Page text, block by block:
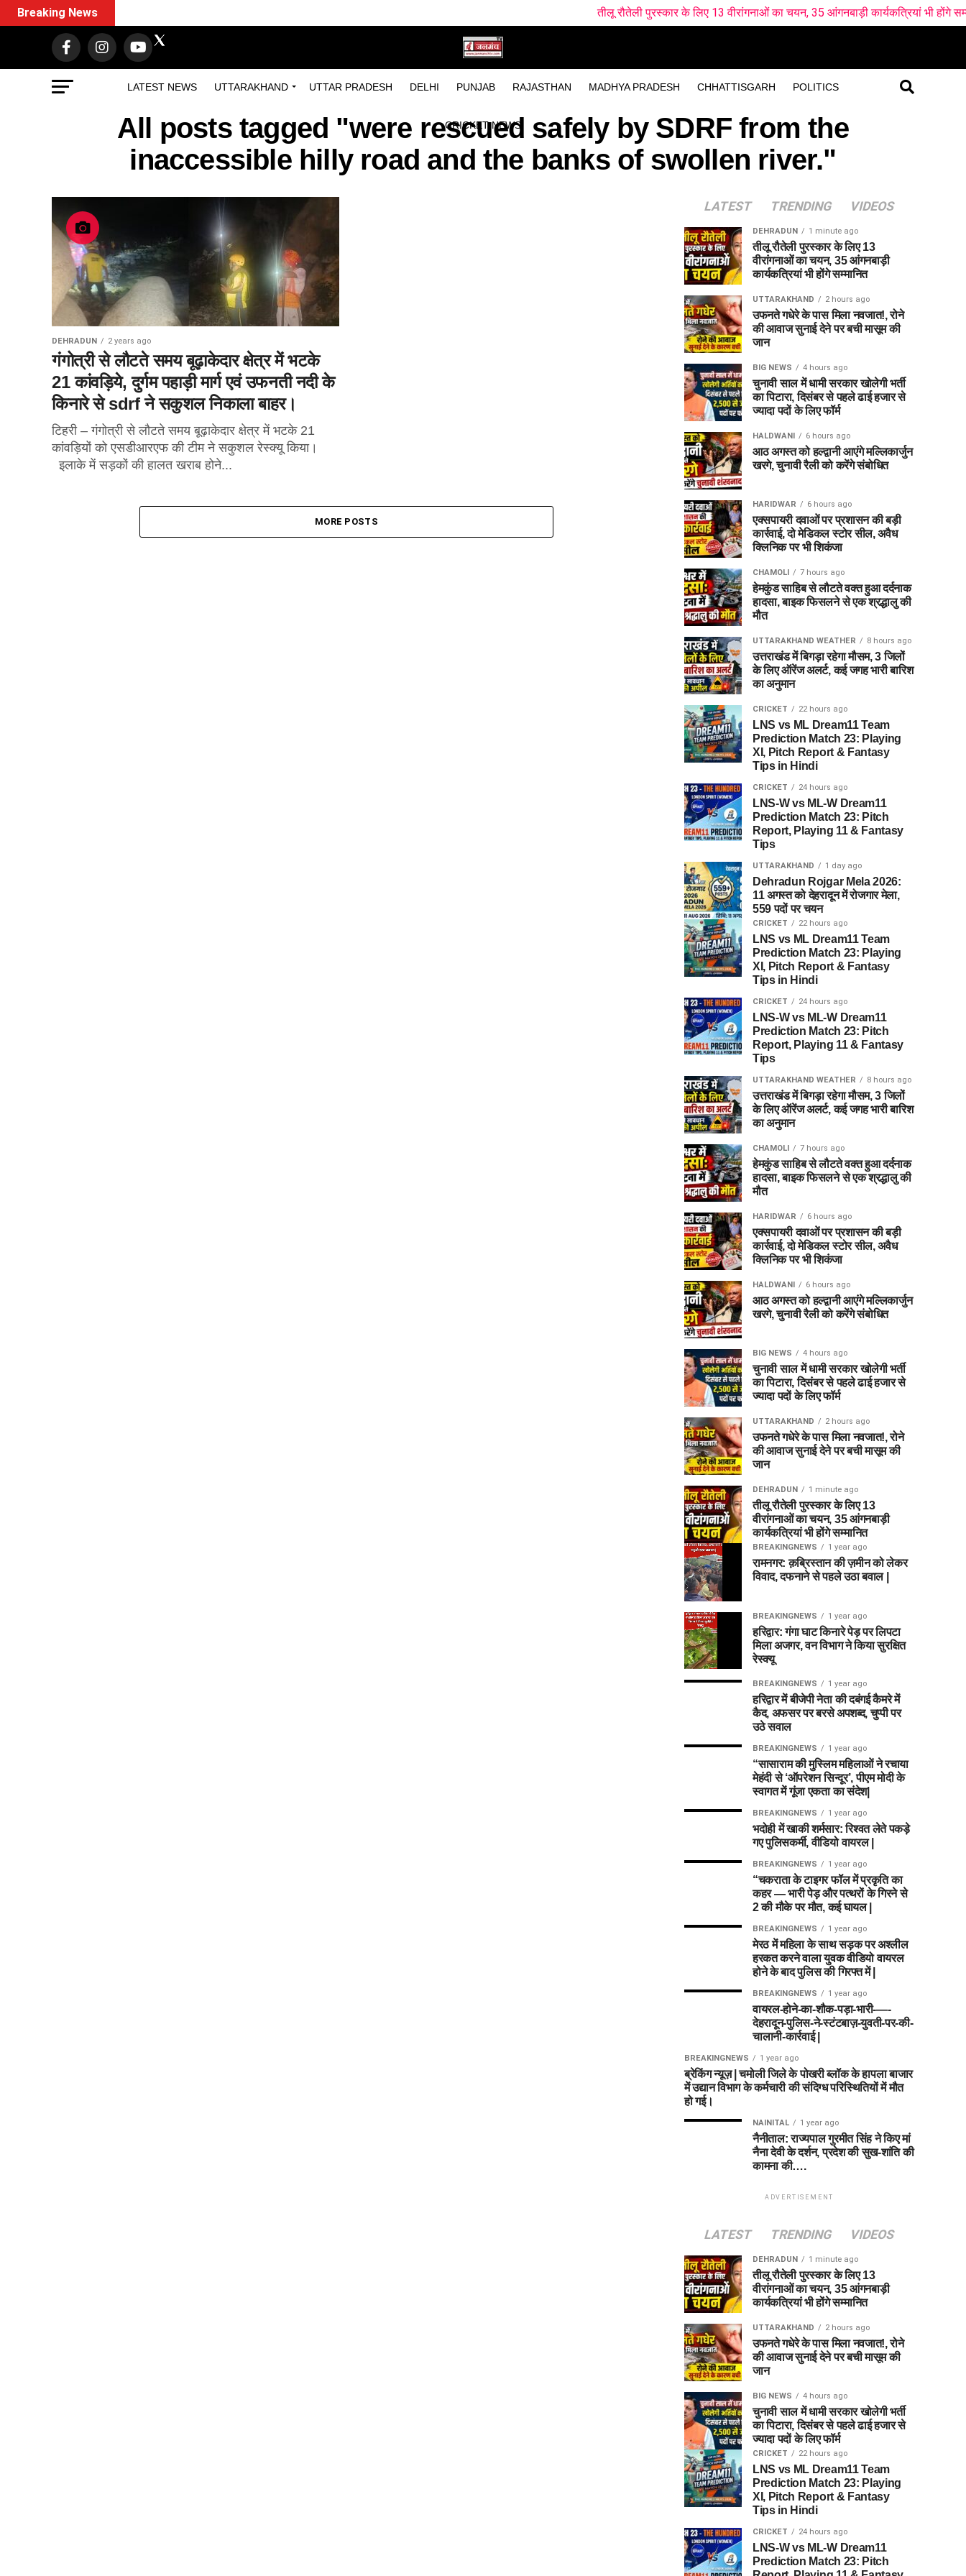
LATEST NEWS UTTARAKHAND UTTAR PRADESH DELHI PUNJAB RAJASTHAN MADHYA PRADESH CHHATTISGARH POLITICS
CRICKET NEWS
Breaking News तीलू रौतेली पुरस्कार के लिए 13 वीरांगनाओं का चयन, 35 आंगनबाड़ी कार्यकत्रियां भी होंगे सम्मानित
All posts tagged "were rescued safely by SDRF from the
inaccessible hilly road and the banks of swollen river."
DEHRADUN 2 years ago
गंगोत्री से लौटते समय बूढ़ाकेदार क्षेत्र में भटके
21 कांवड़िये, दुर्गम पहाड़ी मार्ग एवं उफनती नदी के
किनारे से sdrf ने सकुशल निकाला बाहर।
टिहरी – गंगोत्री से लौटते समय बूढ़ाकेदार क्षेत्र में भटके 21
कांवड़ियों को एसडीआरएफ की टीम ने सकुशल रेस्क्यू किया।
इलाके में सड़कों की हालत खराब होने...
MORE POSTS
LATEST TRENDING VIDEOS
DEHRADUN 1 minute ago
तीलू रौतेली पुरस्कार के लिए 13
वीरांगनाओं का चयन, 35 आंगनबाड़ी
कार्यकत्रियां भी होंगे सम्मानित
UTTARAKHAND 2 hours ago
उफनते गधेरे के पास मिला नवजात!, रोने
की आवाज सुनाई देने पर बची मासूम की
जान
BIG NEWS 4 hours ago
चुनावी साल में धामी सरकार खोलेगी भर्ती
का पिटारा, दिसंबर से पहले ढाई हजार से
ज्यादा पदों के लिए फॉर्म
HALDWANI 6 hours ago
आठ अगस्त को हल्द्वानी आएंगे मल्लिकार्जुन
खरगे, चुनावी रैली को करेंगे संबोधित
HARIDWAR 6 hours ago
एक्सपायरी दवाओं पर प्रशासन की बड़ी
कार्रवाई, दो मेडिकल स्टोर सील, अवैध
क्लिनिक पर भी शिकंजा
CHAMOLI 7 hours ago
हेमकुंड साहिब से लौटते वक्त हुआ दर्दनाक
हादसा, बाइक फिसलने से एक श्रद्धालु की
मौत
UTTARAKHAND WEATHER 8 hours ago
उत्तराखंड में बिगड़ा रहेगा मौसम, 3 जिलों
के लिए ऑरेंज अलर्ट, कई जगह भारी बारिश
का अनुमान
CRICKET 22 hours ago
LNS vs ML Dream11 Team
Prediction Match 23: Playing
XI, Pitch Report & Fantasy
Tips in Hindi
CRICKET 24 hours ago
LNS-W vs ML-W Dream11
Prediction Match 23: Pitch
Report, Playing 11 & Fantasy
Tips
UTTARAKHAND 1 day ago
Dehradun Rojgar Mela 2026:
11 अगस्त को देहरादून में रोजगार मेला,
559 पदों पर चयन
CRICKET 22 hours ago
LNS vs ML Dream11 Team
Prediction Match 23: Playing
XI, Pitch Report & Fantasy
Tips in Hindi
CRICKET 24 hours ago
LNS-W vs ML-W Dream11
Prediction Match 23: Pitch
Report, Playing 11 & Fantasy
Tips
UTTARAKHAND WEATHER 8 hours ago
उत्तराखंड में बिगड़ा रहेगा मौसम, 3 जिलों
के लिए ऑरेंज अलर्ट, कई जगह भारी बारिश
का अनुमान
CHAMOLI 7 hours ago
हेमकुंड साहिब से लौटते वक्त हुआ दर्दनाक
हादसा, बाइक फिसलने से एक श्रद्धालु की
मौत
HARIDWAR 6 hours ago
एक्सपायरी दवाओं पर प्रशासन की बड़ी
कार्रवाई, दो मेडिकल स्टोर सील, अवैध
क्लिनिक पर भी शिकंजा
HALDWANI 6 hours ago
आठ अगस्त को हल्द्वानी आएंगे मल्लिकार्जुन
खरगे, चुनावी रैली को करेंगे संबोधित
BIG NEWS 4 hours ago
चुनावी साल में धामी सरकार खोलेगी भर्ती
का पिटारा, दिसंबर से पहले ढाई हजार से
ज्यादा पदों के लिए फॉर्म
UTTARAKHAND 2 hours ago
उफनते गधेरे के पास मिला नवजात!, रोने
की आवाज सुनाई देने पर बची मासूम की
जान
DEHRADUN 1 minute ago
तीलू रौतेली पुरस्कार के लिए 13
वीरांगनाओं का चयन, 35 आंगनबाड़ी
कार्यकत्रियां भी होंगे सम्मानित
BREAKINGNEWS 1 year ago
रामनगर: क़ब्रिस्तान की ज़मीन को लेकर
विवाद, दफनाने से पहले उठा बवाल |
BREAKINGNEWS 1 year ago
हरिद्वार: गंगा घाट किनारे पेड़ पर लिपटा
मिला अजगर, वन विभाग ने किया सुरक्षित
रेस्क्यू
BREAKINGNEWS 1 year ago
हरिद्वार में बीजेपी नेता की दबंगई कैमरे में
कैद, अफसर पर बरसे अपशब्द, चुप्पी पर
उठे सवाल
BREAKINGNEWS 1 year ago
“सासाराम की मुस्लिम महिलाओं ने रचाया
मेहंदी से ‘ऑपरेशन सिन्दूर’, पीएम मोदी के
स्वागत में गूंजा एकता का संदेश|
BREAKINGNEWS 1 year ago
भदोही में खाकी शर्मसार: रिश्वत लेते पकड़े
गए पुलिसकर्मी, वीडियो वायरल |
BREAKINGNEWS 1 year ago
“चकराता के टाइगर फॉल में प्रकृति का
कहर — भारी पेड़ और पत्थरों के गिरने से
2 की मौके पर मौत, कई घायल |
BREAKINGNEWS 1 year ago
मेरठ में महिला के साथ सड़क पर अश्लील
हरकत करने वाला युवक वीडियो वायरल
होने के बाद पुलिस की गिरफ्त में |
BREAKINGNEWS 1 year ago
वायरल-होने-का-शौक-पड़ा-भारी-—-
देहरादून-पुलिस-ने-स्टंटबाज़-युवती-पर-की-
चालानी-कार्रवाई |
BREAKINGNEWS 1 year ago
ब्रेकिंग न्यूज़ | चमोली जिले के पोखरी ब्लॉक के हापला बाजार
में उद्यान विभाग के कर्मचारी की संदिग्ध परिस्थितियों में मौत
हो गई।
NAINITAL 1 year ago
नैनीताल: राज्यपाल गुरमीत सिंह ने किए मां
नैना देवी के दर्शन, प्रदेश की सुख-शांति की
कामना की….
ADVERTISEMENT
LATEST TRENDING VIDEOS
DEHRADUN 1 minute ago
तीलू रौतेली पुरस्कार के लिए 13
वीरांगनाओं का चयन, 35 आंगनबाड़ी
कार्यकत्रियां भी होंगे सम्मानित
UTTARAKHAND 2 hours ago
उफनते गधेरे के पास मिला नवजात!, रोने
की आवाज सुनाई देने पर बची मासूम की
जान
BIG NEWS 4 hours ago
चुनावी साल में धामी सरकार खोलेगी भर्ती
का पिटारा, दिसंबर से पहले ढाई हजार से
ज्यादा पदों के लिए फॉर्म
CRICKET 22 hours ago
LNS vs ML Dream11 Team
Prediction Match 23: Playing
XI, Pitch Report & Fantasy
Tips in Hindi
CRICKET 24 hours ago
LNS-W vs ML-W Dream11
Prediction Match 23: Pitch